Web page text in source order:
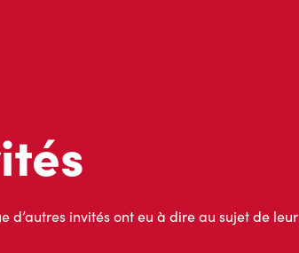
d’autres invités ont eu à dire au sujet de leur